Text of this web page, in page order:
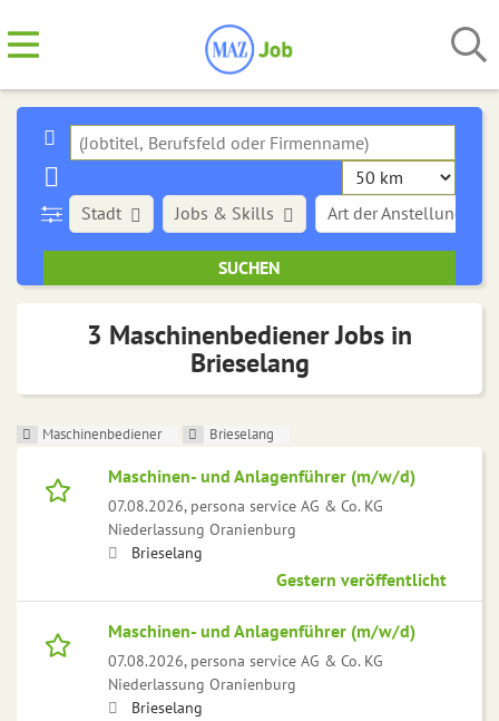
Stadt Art der Anstellung
Jobs & Skills
3 Maschinenbediener Jobs in
Brieselang
Maschinenbediener Brieselang
Maschinen- und Anlagenführer (m/w/d)
07.08.2026, persona service AG & Co. KG
Niederlassung Oranienburg
Brieselang
Gestern veröffentlicht
Maschinen- und Anlagenführer (m/w/d)
07.08.2026, persona service AG & Co. KG
Niederlassung Oranienburg
Brieselang